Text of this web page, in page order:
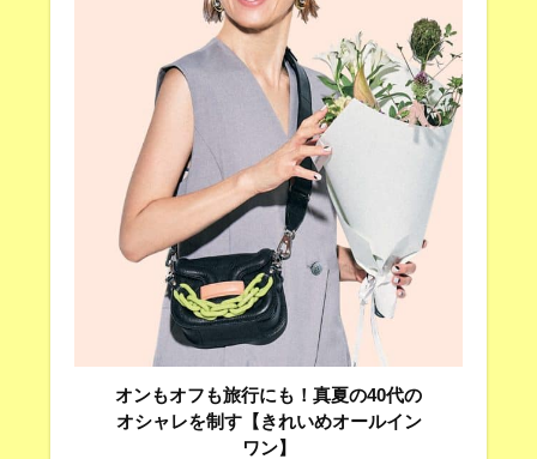
オンもオフも旅行にも！真夏の40代の
オシャレを制す【きれいめオールイン
ワン】